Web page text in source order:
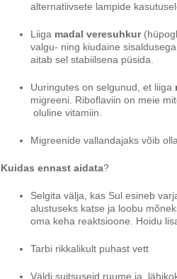
alternatiivsete lampide
Liiga madal veresuhkur
valgu- ning kiudaine
aitab sel stabiilsena püsida.
Uuringutes on selgunud, et liiga
migreeni. Riboflaviin on meie
oluline vitamiin.
Migreenide vallandajaks võib olla
Kuidas ennast aidata?
Selgita välja, kas Sul esineb
alustuseks katse ja loobu
oma keha reaktsioone. Hoidu
Tarbi rikkalikult puhast vett
Väldi suitsuseid ruume ja